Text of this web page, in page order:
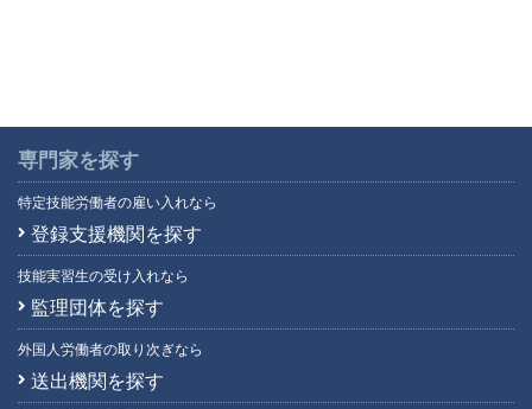
専門家を探す
特定技能労働者の雇い入れなら
登録支援機関を探す
技能実習生の受け入れなら
監理団体を探す
外国人労働者の取り次ぎなら
送出機関を探す